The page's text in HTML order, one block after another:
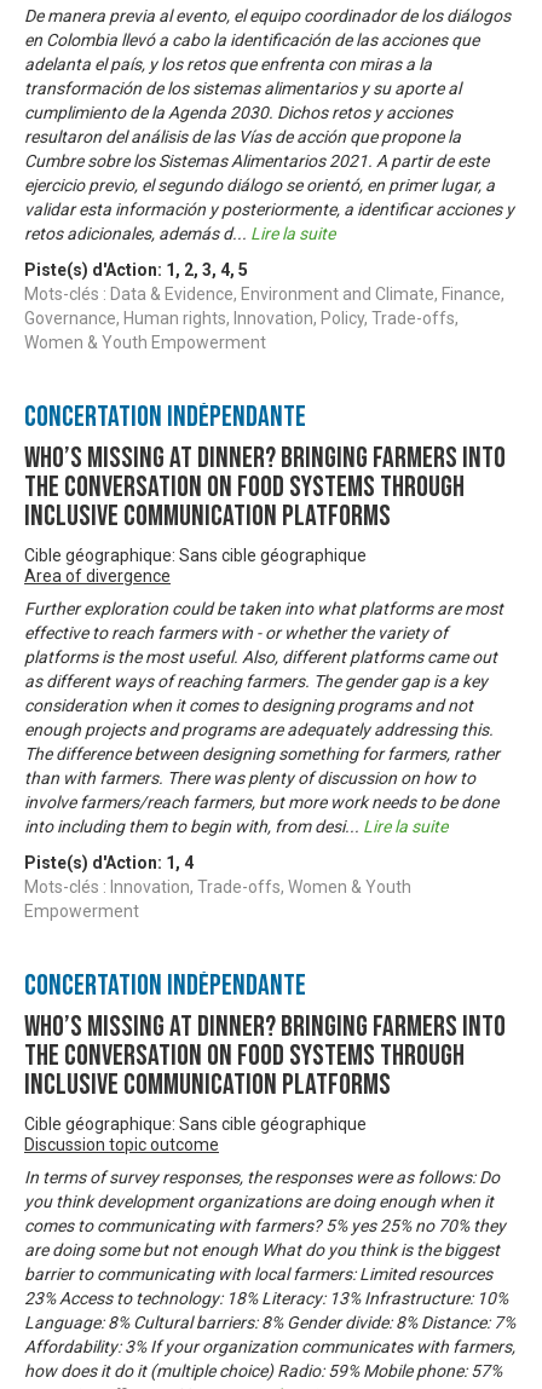
De manera previa al evento, el equipo coordinador de los diálogos
en Colombia llevó a cabo la identificación de las acciones que
adelanta el país, y los retos que enfrenta con miras a la
transformación de los sistemas alimentarios y su aporte al
cumplimiento de la Agenda 2030. Dichos retos y acciones
resultaron del análisis de las Vías de acción que propone la
Cumbre sobre los Sistemas Alimentarios 2021. A partir de este
ejercicio previo, el segundo diálogo se orientó, en primer lugar, a
validar esta información y posteriormente, a identificar acciones y
retos adicionales, además d... Lire la suite
Piste(s) d'Action: 1 , 2, 3, 4, 5
Mots-clés : Data & Evidence, Environment and Climate, Finance,
Governance, Human rights, Innovation, Policy, Trade-offs,
Women & Youth Empowerment
Concertation Indépendante
Who’s missing at dinner? Bringing farmers into
the conversation on food systems through
inclusive communication platforms
Cible géographique: Sans cible géographique
Area of divergence
Further exploration could be taken into what platforms are most
effective to reach farmers with - or whether the variety of
platforms is the most useful. Also, different platforms came out
as different ways of reaching farmers. The gender gap is a key
consideration when it comes to designing programs and not
enough projects and programs are adequately addressing this.
The difference between designing something for farmers, rather
than with farmers. There was plenty of discussion on how to
involve farmers/reach farmers, but more work needs to be done
into including them to begin with, from desi... Lire la suite
Piste(s) d'Action: 1 , 4
Mots-clés : Innovation, Trade-offs, Women & Youth
Empowerment
Concertation Indépendante
Who’s missing at dinner? Bringing farmers into
the conversation on food systems through
inclusive communication platforms
Cible géographique: Sans cible géographique
Discussion topic outcome
In terms of survey responses, the responses were as follows: Do
you think development organizations are doing enough when it
comes to communicating with farmers? 5% yes 25% no 70% they
are doing some but not enough What do you think is the biggest
barrier to communicating with local farmers: Limited resources
23% Access to technology: 18% Literacy: 13% Infrastructure: 10%
Language: 8% Cultural barriers: 8% Gender divide: 8% Distance: 7%
Affordability: 3% If your organization communicates with farmers,
how does it do it (multiple choice) Radio: 59% Mobile phone: 57%